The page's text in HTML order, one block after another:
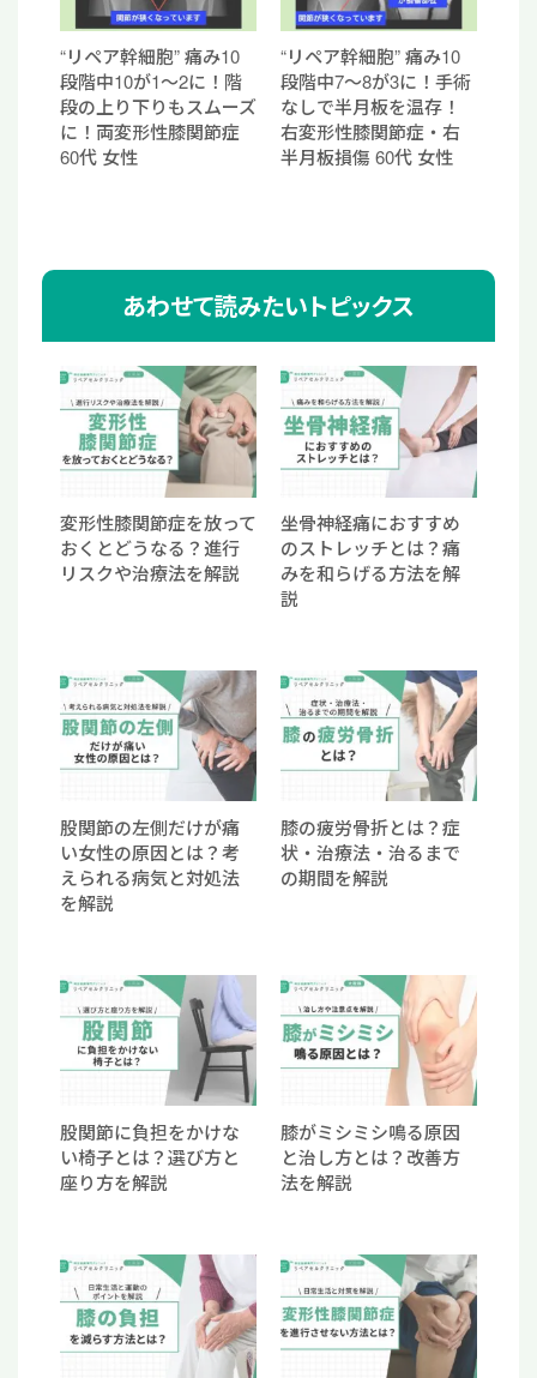
“リペア幹細胞” 痛み10
段階中10が1〜2に！階
段の上り下りもスムーズ
に！両変形性膝関節症
60代 女性
“リペア幹細胞” 痛み10
段階中7〜8が3に！手術
なしで半月板を温存！
右変形性膝関節症・右
半月板損傷 60代 女性
あわせて読みたいトピックス
変形性膝関節症を放って
おくとどうなる？進行
リスクや治療法を解説
坐骨神経痛におすすめ
のストレッチとは？痛
みを和らげる方法を解
説
股関節の左側だけが痛
い女性の原因とは？考
えられる病気と対処法
を解説
膝の疲労骨折とは？症
状・治療法・治るまで
の期間を解説
股関節に負担をかけな
い椅子とは？選び方と
座り方を解説
膝がミシミシ鳴る原因
と治し方とは？改善方
法を解説